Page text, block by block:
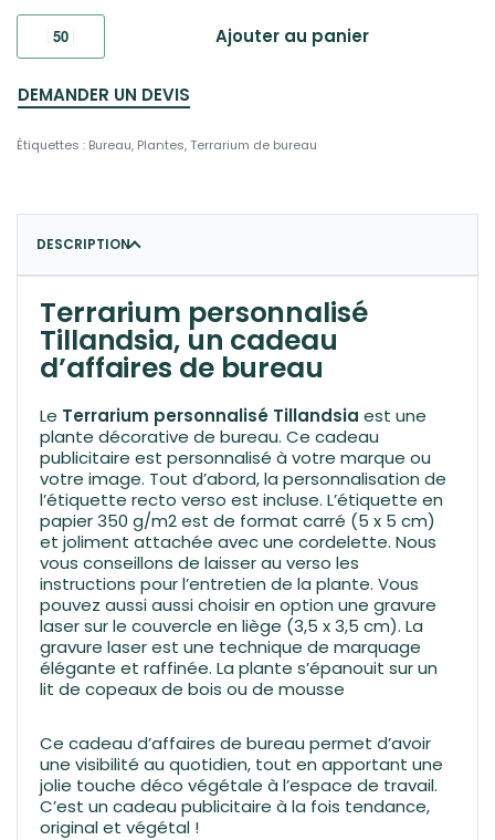
Ajouter au panier
DEMANDER UN DEVIS
Étiquettes : Bureau, Plantes,Terrarium de bureau
DESCRIPTION
Terrarium personnalisé
Tillandsia, un cadeau
d’affaires de bureau
Le Terrarium personnalisé Tillandsia est une
plante décorative de bureau. Ce cadeau
publicitaire est personnalisé à votre marque ou
votre image. Tout d’abord, la personnalisation de
l’étiquette recto verso est incluse. L’étiquette en
papier 350 g/m2 est de format carré (5 x 5 cm)
et joliment attachée avec une cordelette. Nous
vous conseillons de laisser au verso les
instructions pour l’entretien de la plante. Vous
pouvez aussi aussi choisir en option une gravure
laser sur le couvercle en liège (3,5 x 3,5 cm). La
gravure laser est une technique de marquage
élégante et raffinée. La plante s’épanouit sur un
lit de copeaux de bois ou de mousse
Ce cadeau d’affaires de bureau permet d’avoir
une visibilité au quotidien, tout en apportant une
jolie touche déco végétale à l’espace de travail.
C’est un cadeau publicitaire à la fois tendance,
original et végétal !